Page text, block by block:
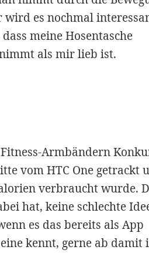
wird es nochmal
meine Hosentasche
als mir lieb ist.
Armbändern
vom HTC One getrackt
verbraucht wurde.
hat, keine schlechte
es das bereits als App
kennt, gerne ab damit